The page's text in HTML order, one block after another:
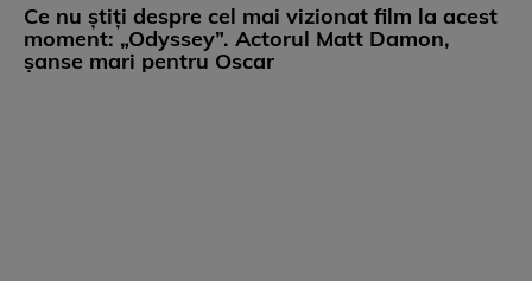
Ce nu știți despre cel mai vizionat film la acest
moment: „Odyssey”. Actorul Matt Damon,
șanse mari pentru Oscar